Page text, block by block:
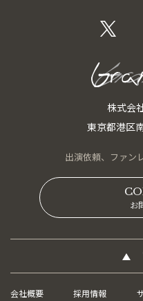
株式会
東京都港区
出演依頼、 ファン
お
会社概要 採用情報